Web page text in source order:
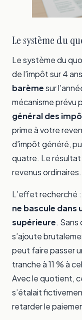
Le système du
Le système du
de l’impôt sur 4
barèmesur
mécanisme prévu
général des
prime à votre
d’impôt généré,
quatre. Le résultat
revenus ordinaires.
L’effet recherché :
ne bascule dans
supérieure.
s’ajoute
peut faire passer
tranche à 11 % à
Avec le quotient,
s’étalait
retarder le